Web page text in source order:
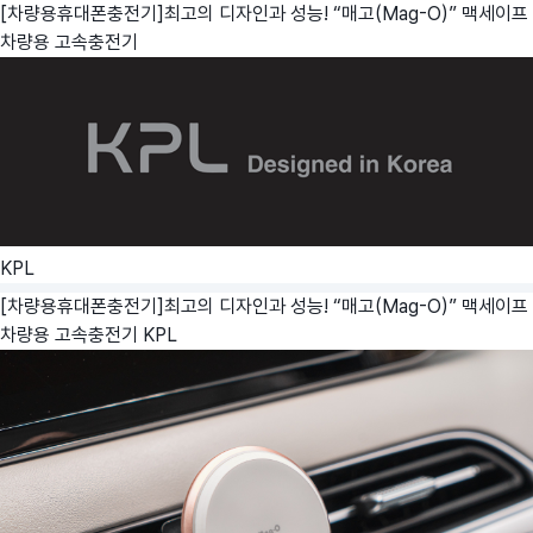
[차량용휴대폰충전기]최고의 디자인과 성능! “매고(Mag-O)” 맥세이프
차량용 고속충전기
KPL
[차량용휴대폰충전기]최고의 디자인과 성능! “매고(Mag-O)” 맥세이프
차량용 고속충전기 KPL